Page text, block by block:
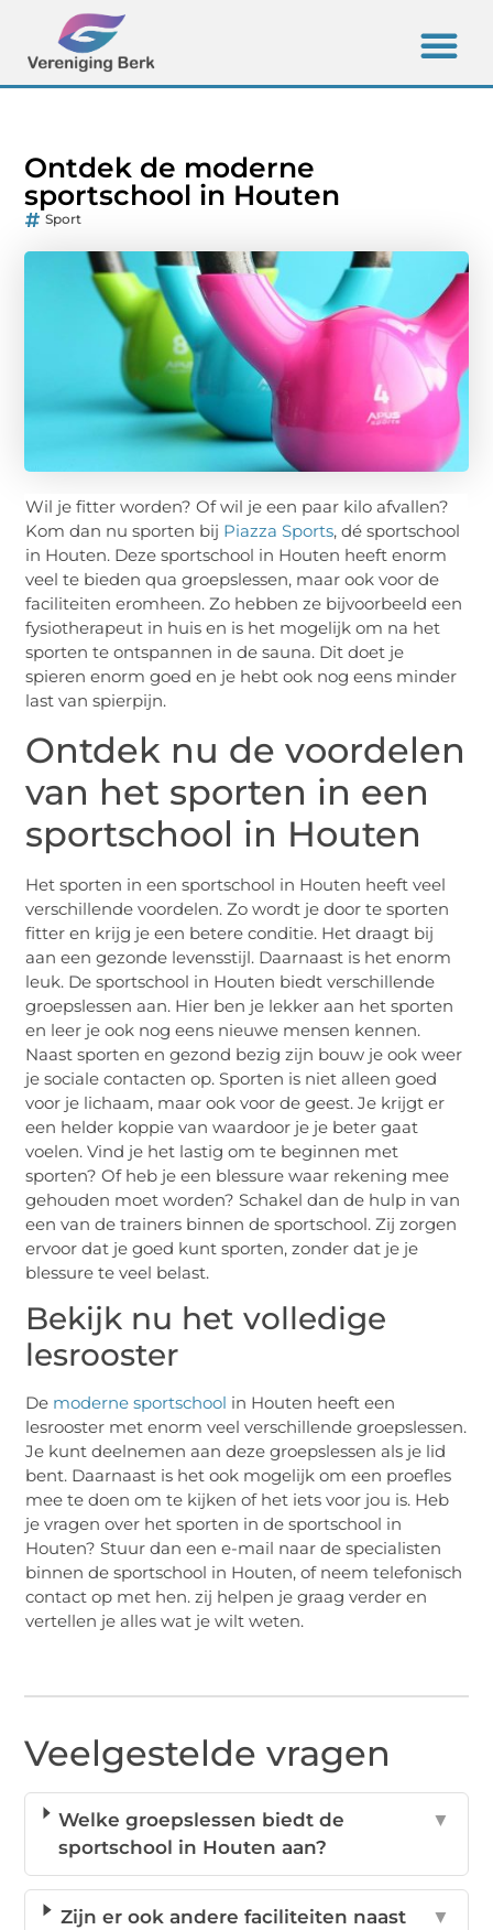
Ontdek de moderne
sportschool in Houten
Sport
Wil je fitter worden? Of wil je een paar kilo afvallen?
Kom dan nu sporten bij Piazza Sports, dé sportschool
in Houten. Deze sportschool in Houten heeft enorm
veel te bieden qua groepslessen, maar ook voor de
faciliteiten eromheen. Zo hebben ze bijvoorbeeld een
fysiotherapeut in huis en is het mogelijk om na het
sporten te ontspannen in de sauna. Dit doet je
spieren enorm goed en je hebt ook nog eens minder
last van spierpijn.
Ontdek nu de voordelen
van het sporten in een
sportschool in Houten
Het sporten in een sportschool in Houten heeft veel
verschillende voordelen. Zo wordt je door te sporten
fitter en krijg je een betere conditie. Het draagt bij
aan een gezonde levensstijl. Daarnaast is het enorm
leuk. De sportschool in Houten biedt verschillende
groepslessen aan. Hier ben je lekker aan het sporten
en leer je ook nog eens nieuwe mensen kennen.
Naast sporten en gezond bezig zijn bouw je ook weer
je sociale contacten op. Sporten is niet alleen goed
voor je lichaam, maar ook voor de geest. Je krijgt er
een helder koppie van waardoor je je beter gaat
voelen. Vind je het lastig om te beginnen met
sporten? Of heb je een blessure waar rekening mee
gehouden moet worden? Schakel dan de hulp in van
een van de trainers binnen de sportschool. Zij zorgen
ervoor dat je goed kunt sporten, zonder dat je je
blessure te veel belast.
Bekijk nu het volledige
lesrooster
De moderne sportschool in Houten heeft een
lesrooster met enorm veel verschillende groepslessen.
Je kunt deelnemen aan deze groepslessen als je lid
bent. Daarnaast is het ook mogelijk om een proefles
mee te doen om te kijken of het iets voor jou is. Heb
je vragen over het sporten in de sportschool in
Houten? Stuur dan een e-mail naar de specialisten
binnen de sportschool in Houten, of neem telefonisch
contact op met hen. zij helpen je graag verder en
vertellen je alles wat je wilt weten.
Veelgestelde vragen
Welke groepslessen biedt de
sportschool in Houten aan?
▼
Zijn er ook andere faciliteiten naast
▼